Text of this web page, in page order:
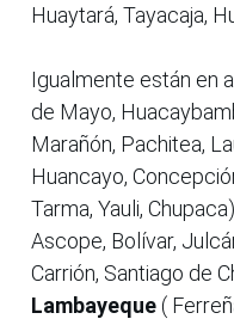
Huaytará, Tayacaja,
Igualmente están en
de Mayo,
Marañón, Pachitea,
Huancayo,
Tarma, Yauli,
Ascope, Bolívar,
Carrión, Santiago de
Lambayeque (